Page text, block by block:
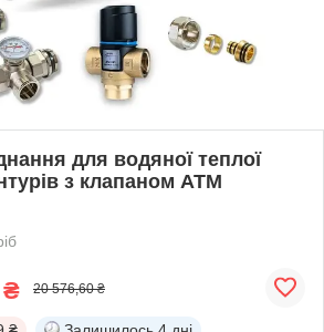
для водяної теплої
з клапаном ATM
₴ 20 576,60 ₴